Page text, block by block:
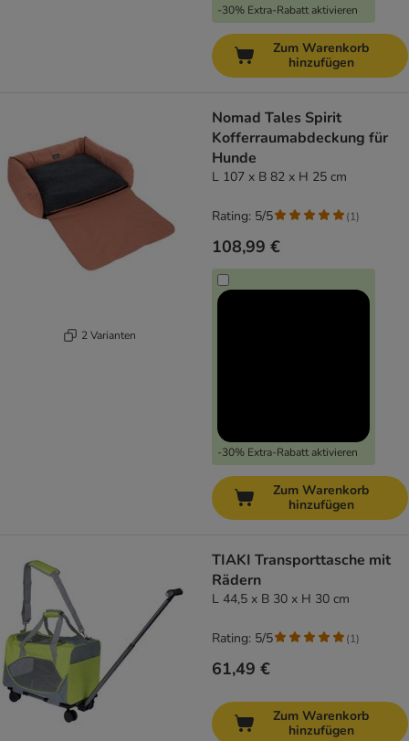
-30% Extra-Rabatt aktivieren
Zum Warenkorb
hinzufügen
2 Varianten
Nomad Tales Spirit
Kofferraumabdeckung für
Hunde
L 107 x B 82 x H 25 cm
108,99 €
-30% Extra-Rabatt aktivieren
Rating: 5/5 (1)
Zum Warenkorb
hinzufügen
TIAKI Transporttasche mit
Rädern
L 44,5 x B 30 x H 30 cm
61,49 €
Rating: 5/5 (1)
Zum Warenkorb
hinzufügen